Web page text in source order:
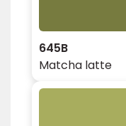
645B
Matcha latte